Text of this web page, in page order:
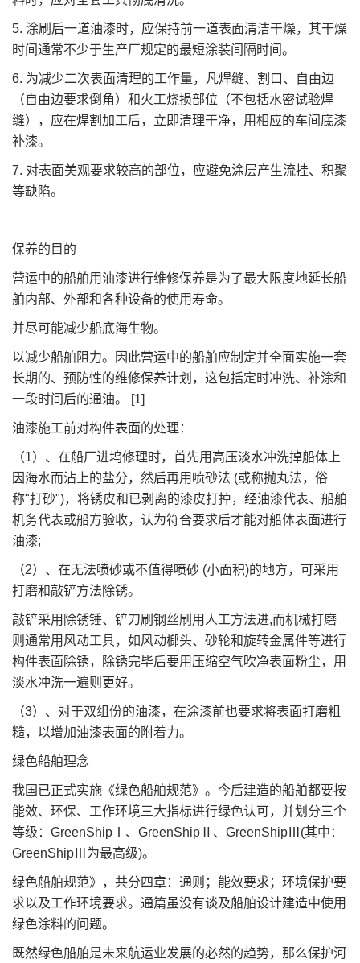
5. 涂刷后一道油漆时，应保持前一道表面清洁干燥，其干燥
时间通常不少于生产厂规定的最短涂装间隔时间。
6. 为减少二次表面清理的工作量，凡焊缝、割口、自由边
（自由边要求倒角）和火工烧损部位（不包括水密试验焊
缝），应在焊割加工后，立即清理干净，用相应的车间底漆
补漆。
7. 对表面美观要求较高的部位，应避免涂层产生流挂、积聚
等缺陷。
保养的目的
营运中的船舶用油漆进行维修保养是为了最大限度地延长船
舶内部、外部和各种设备的使用寿命。
并尽可能减少船底海生物。
以减少船舶阻力。因此营运中的船舶应制定并全面实施一套
长期的、预防性的维修保养计划，这包括定时冲洗、补涂和
一段时间后的通油。 [1]
油漆施工前对构件表面的处理：
（1）、在船厂进坞修理时，首先用高压淡水冲洗掉船体上
因海水而沾上的盐分，然后再用喷砂法 (或称抛丸法，俗
称"打砂")，将锈皮和已剥离的漆皮打掉，经油漆代表、船舶
机务代表或船方验收，认为符合要求后才能对船体表面进行
油漆;
（2）、在无法喷砂或不值得喷砂 (小面积)的地方，可采用
打磨和敲铲方法除锈。
敲铲采用除锈锤、铲刀刷钢丝刷用人工方法进,而机械打磨
则通常用风动工具，如风动榔头、砂轮和旋转金属件等进行
构件表面除锈，除锈完毕后要用压缩空气吹净表面粉尘，用
淡水冲洗一遍则更好。
（3）、对于双组份的油漆，在涂漆前也要求将表面打磨粗
糙，以增加油漆表面的附着力。
绿色船舶理念
我国已正式实施《绿色船舶规范》。今后建造的船舶都要按
能效、环保、工作环境三大指标进行绿色认可，并划分三个
等级：GreenShipⅠ、GreenShipⅡ、GreenShipⅢ(其中：
GreenShipⅢ为最高级)。
绿色船舶规范》，共分四章：通则；能效要求；环境保护要
求以及工作环境要求。通篇虽没有谈及船舶设计建造中使用
绿色涂料的问题。
既然绿色船舶是未来航运业发展的必然的趋势，那么保护河